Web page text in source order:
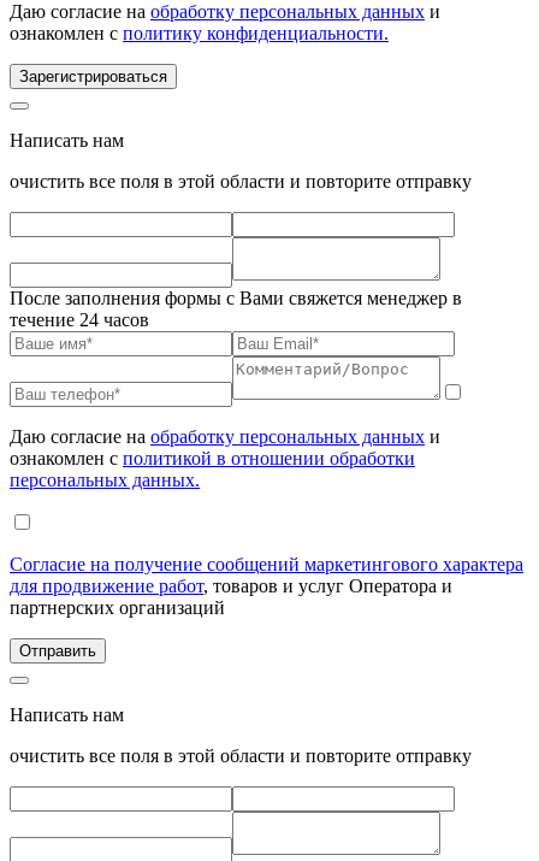
Даю согласие на обработку персональных данных и
ознакомлен с политику конфиденциальности.
Зарегистрироваться
Написать нам
очистить все поля в этой области и повторите отправку
После заполнения формы с Вами свяжется менеджер в
течение 24 часов
Даю согласие на обработку персональных данных и
ознакомлен с политикой в отношении обработки
персональных данных.
Согласие на получение сообщений маркетингового характера
для продвижение работ, товаров и услуг Оператора и
партнерских организаций
Написать нам
очистить все поля в этой области и повторите отправку